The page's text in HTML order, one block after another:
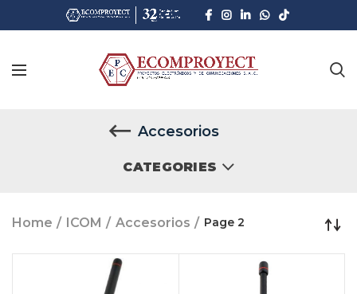
Accesorios
CATEGORIES
Home ICOM Accesorios Page 2